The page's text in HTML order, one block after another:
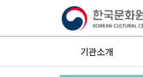
기관소개